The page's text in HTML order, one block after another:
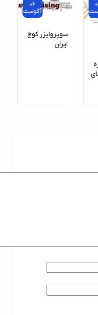
06
آگوست
سوپروایزر کوچ